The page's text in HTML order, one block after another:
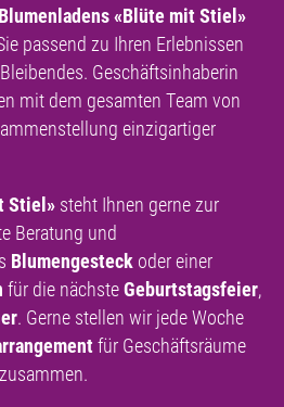
Blumenladens«Blüte mit Stiel»
passend zu Ihren Erlebnissen
Geschäftsinhaberin
mit dem gesamten Team von
einzigartiger
Stiel» steht Ihnen gerne zur
Beratung und
Blumengesteck oder einer
für die nächsteGeburtstagsfeier,
. Gerne stellen wir jede Woche
für Geschäftsräume